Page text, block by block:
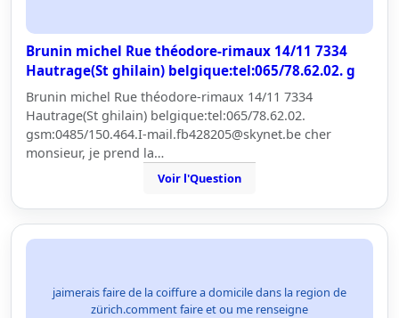
Brunin michel Rue théodore-rimaux 14/11 7334
Hautrage(St ghilain) belgique:tel:065/78.62.02. g
Brunin michel Rue théodore-rimaux 14/11 7334
Hautrage(St ghilain) belgique:tel:065/78.62.02.
gsm:0485/150.464.I-mail.fb428205@skynet.be cher
monsieur, je prend la…
Voir l'Question
jaimerais faire de la coiffure a domicile dans la region de
zürich.comment faire et ou me renseigne